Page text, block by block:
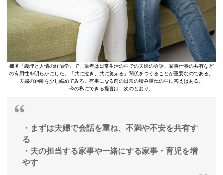
拙著『義理と人情の経済学』で、筆者は日常生活の中での夫婦の会話、家事仕事の共有など
の有用性を明らかにした。「共に泣き、共に笑える」関係をつくることが重要なのである。
夫婦の距離を少し縮めてみる。有事になる前の日常の積み重ねの中に答えはある。
今の私にできる提言は、次のとおり。
・まずは夫婦で会話を重ね、不満や不安を共有す
る
・夫の担当する家事や一緒にする家事・育児を増
やす